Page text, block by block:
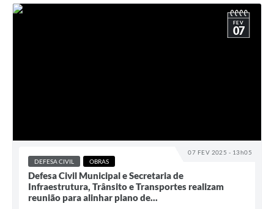
07 FEV 2025 - 13h05
FEV
07
DEFESA CIVIL OBRAS
Defesa Civil Municipal e Secretaria de
Infraestrutura, Trânsito e Transportes realizam
reunião para alinhar plano de...